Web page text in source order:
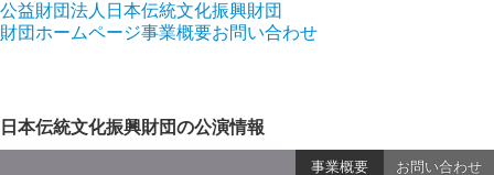
公益財団法人日本伝統文化振興財団
財団ホームページ事業概要お問い合わせ
日本伝統文化振興財団の公演情報
事業概要 お問い合わせ